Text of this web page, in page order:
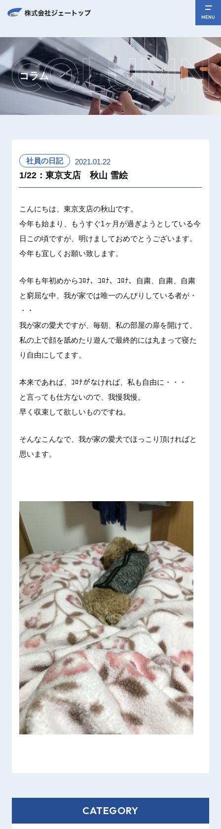
MENU
コラム
社員の日記 2021.01.22
1/22：東京支店 秋山 雪絵
こんにちは、東京支店の秋山です。
今年も始まり、も うすぐ1ヶ月が過 ぎようと している今
日この頃ですが、明けま しておめでとうございます。
今年も宜しくお願い致し ます。
今年も年初めからｺﾛﾅ、 ｺﾛﾅ、 ｺﾛﾅ、 自粛、自粛、自粛
と窮屈な中、我が家では唯一のんびりしている者が・
・・
我が家の愛犬ですが、毎朝 、私の部屋の扉を開けて、
私の上で顔を舐めたり遊んで最終的には丸ま って寝た
り自由に してます。
本来であれば、ｺﾛﾅがなければ、 私も自由に・・・
と言って も仕方ないので、 我慢我慢。
早く収束 して欲しいものですね。
そんなこ んなで、 我が家の愛犬でほっこり頂ければと
思います。
CATEGORY